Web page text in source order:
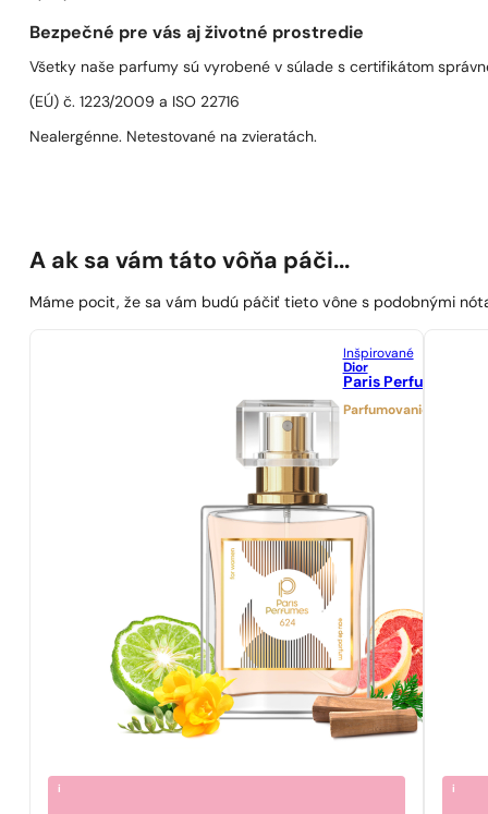
Bezpečné pre vás aj životné prostredie
Všetky naše parfumy sú vyrobené v súlade s certifikátom
(EÚ) č. 1223/2009 a ISO 22716
Nealergénne. Netestované na zvieratách.
A ak sa vám táto vôňa páči...
Máme pocit, že sa vám budú páčiť tieto vône s podobnými
Inšpirované
Dior
Paris Perfumes N°
Parfumovanie 21%
i i